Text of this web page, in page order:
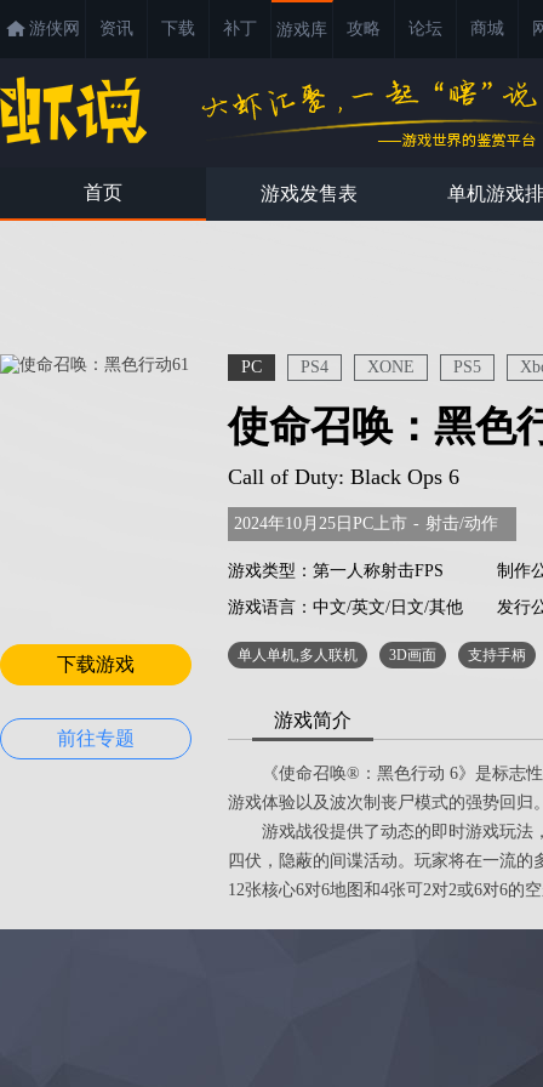
游侠网 资讯 下载 补丁 游戏库 攻略 论坛 商城
首页 游戏发售表 单机游戏
下载游戏
前往专题
PC PS4 XONE PS5
使命召唤：黑色
Call of Duty: Black Ops 6
2024年10月25日PC上市 - 射击/动作
游戏类型：第一人称射击FPS
制作
游戏语言： 中文/英文/日文/其他 发行
单人单机,多人联机 3D画面 支持手柄
游戏简介
《使命召唤®：黑色行动 6》是标志性
游戏体验以及波次制丧尸模式的强势回归
游戏战役提供了动态的即时游戏玩法
四伏，隐蔽的间谍活动。玩家将在一流
12张核心6对6地图和4张可2对2或6对6的